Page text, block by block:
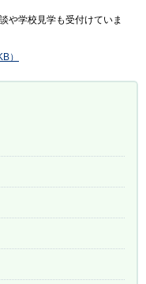
や学校見学も受付けていま
）